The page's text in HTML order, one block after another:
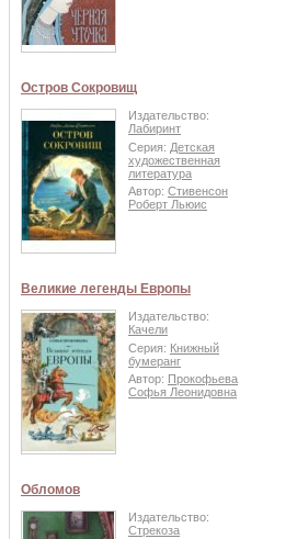
Остров Сокровищ
Издательство:
Лабиринт
Серия: Детская
художественная
литература
Автор: Стивенсон
Роберт Льюис
Великие легенды Европы
Издательство:
Качели
Серия: Книжный
бумеранг
Автор: Прокофьева
Софья Леонидовна
Обломов
Издательство:
Стрекоза